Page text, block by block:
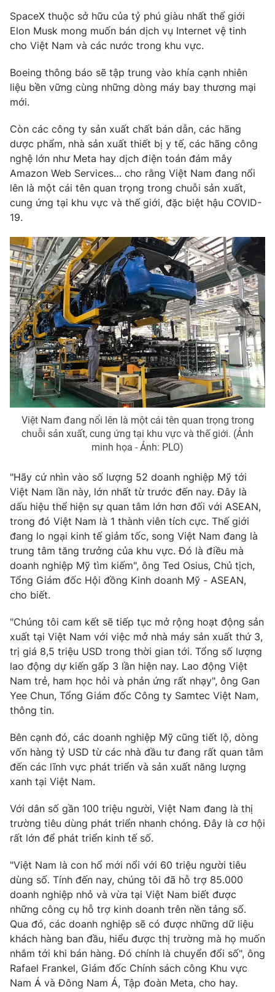
Chất lượng cuộc sống
Học trực tuyến
Công nghệ
Hitech Công nghệ tương lai
Thị trường
Giao lưu trực tuyến
Lịch phát sóng
Chuyên mục khác
Emagazine Podcast
Photo Infographic
Video
VTV Money VTV Thể thao
VTV Sức khoẻ Bất động sản
Thị trường 24h Tấm lòng Việt
VTV4 Vươn mình bằng AI
VTV9 VTV8
Liên hệ tòa soạn English
THỜI BÁO VTV
Theo dõi báo trên
Cơ quan chủ quản: Đài Truyền hình Việt Nam
Cơ quan báo chí:
cấp ngày 29/12/2023
Tổng Biên tập:Vũ Thanh Thủy
Phó Tổng Biên tập:Nguyễn Thị Mỹ Hạnh, Phạm Quốc Thắng,
Nguyễn Trọng Ninh
Tổng đài VTV:024.38 355 931 - 024.38 355 932
Ðiện thoại Thời báo VTV: 024.66 897 897
Email:toasoan@vtv.vn
Liên hệ quảng cáo: 024-7300.7108
® Cấm sao chép dưới mọi hình thức nếu không có sự chấp
thuận bằng văn bản. Ghi rõ nguồn VTV.vn khi phát hành lại
thông tin từ website này.
SpaceX thuộc sở hữu của tỷ phú giàu nhất thế giới
Elon Musk mong muốn bán dịch vụ Internet vệ tinh
cho Việt Nam và các nước trong khu vực.
Boeing thông báo sẽ tập trung vào khía cạnh nhiên
liệu bền vững cùng những dòng máy bay thương mại
mới.
Còn các công ty sản xuất chất bán dẫn, các hãng
dược phẩm, nhà sản xuất thiết bị y tế, các hãng công
nghệ lớn như Meta hay dịch điện toán đám mây
Amazon Web Services… cho rằng Việt Nam đang nổi
lên là một cái tên quan trọng trong chuỗi sản xuất,
cung ứng tại khu vực và thế giới, đặc biệt hậu COVID-
19.
Việt Nam đang nổi lên là một cái tên quan trọng trong
chuỗi sản xuất, cung ứng tại khu vực và thế giới. (Ảnh
minh họa - Ảnh: PLO)
"Hãy cứ nhìn vào số lượng 52 doanh nghiệp Mỹ tới
Việt Nam lần này, lớn nhất từ trước đến nay. Đây là
dấu hiệu thể hiện sự quan tâm lớn hơn đối với ASEAN,
trong đó Việt Nam là 1 thành viên tích cực. Thế giới
đang lo ngại kinh tế giảm tốc, song Việt Nam đang là
trung tâm tăng trưởng của khu vực. Đó là điều mà
doanh nghiệp Mỹ tìm kiếm", ông Ted Osius, Chủ tịch,
Tổng Giám đốc Hội đồng Kinh doanh Mỹ - ASEAN,
cho biết.
"Chúng tôi cam kết sẽ tiếp tục mở rộng hoạt động sản
xuất tại Việt Nam với việc mở nhà máy sản xuất thứ 3,
trị giá 8,5 triệu USD trong thời gian tới. Tổng số lượng
lao động dự kiến gấp 3 lần hiện nay. Lao động Việt
Nam trẻ, ham học hỏi và phản ứng rất nhạy", ông Gan
Yee Chun, Tổng Giám đốc Công ty Samtec Việt Nam,
thông tin.
Bên cạnh đó, các doanh nghiệp Mỹ cũng tiết lộ, dòng
vốn hàng tỷ USD từ các nhà đầu tư đang rất quan tâm
đến các lĩnh vực phát triển và sản xuất năng lượng
xanh tại Việt Nam.
Với dân số gần 100 triệu người, Việt Nam đang là thị
trường tiêu dùng phát triển nhanh chóng. Đây là cơ hội
rất lớn để phát triển kinh tế số.
"Việt Nam là con hổ mới nổi với 60 triệu người tiêu
dùng số. Tính đến nay, chúng tôi đã hỗ trợ 85.000
doanh nghiệp nhỏ và vừa tại Việt Nam biết được
những công cụ hỗ trợ kinh doanh trên nền tảng số.
Qua đó, các doanh nghiệp sẽ có được những dữ liệu
khách hàng ban đầu, hiểu được thị trường mà họ muốn
nhắm tới khi bán hàng. Đó chính là chuyển đổi số", ông
Rafael Frankel, Giám đốc Chính sách công Khu vực
Nam Á và Đông Nam Á, Tập đoàn Meta, cho hay.